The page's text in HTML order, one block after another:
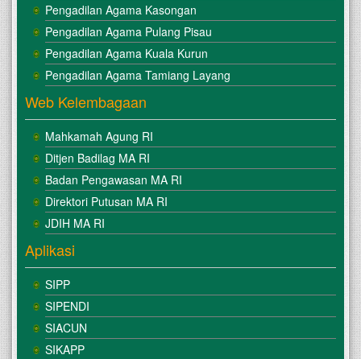
Pengadilan Agama Kasongan
Pengadilan Agama Pulang Pisau
Pengadilan Agama Kuala Kurun
Pengadilan Agama Tamiang Layang
Web Kelembagaan
Mahkamah Agung RI
Ditjen Badilag MA RI
Badan Pengawasan MA RI
Direktori Putusan MA RI
JDIH MA RI
Aplikasi
SIPP
SIPENDI
SIACUN
SIKAPP